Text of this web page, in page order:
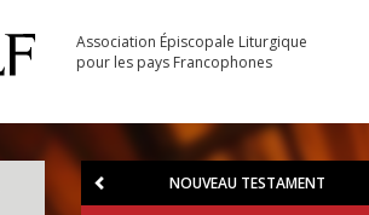
Association Épiscopale Liturgique
pour les pays Francophones
NOUVEAU TESTAMENT